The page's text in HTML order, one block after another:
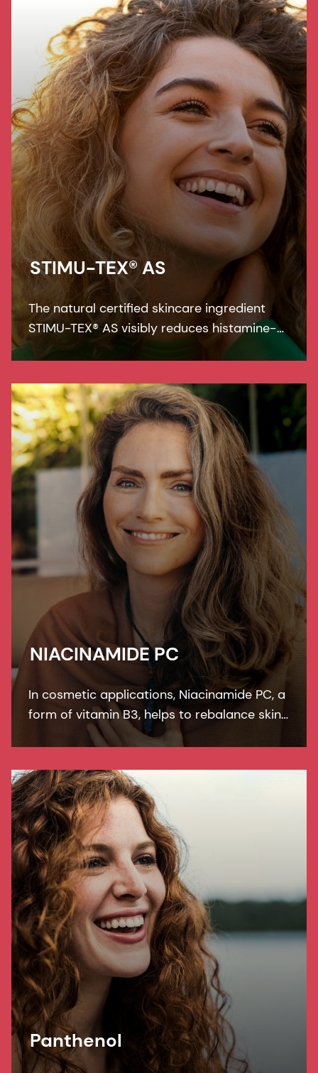
STIMU-TEX® AS
The natural certified skincare ingredient
STIMU-TEX® AS visibly reduces histamine-
related symptoms like irritation and itching
skin.
NIACINAMIDE PC
In cosmetic applications, Niacinamide PC, a
form of vitamin B3, helps to rebalance skin
pigmentation, refines pores and improves
and blue light damage.
Panthenol